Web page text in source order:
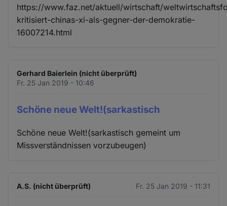
https://www.faz.net/aktuell/wirtschaft/
kritisiert-chinas-xi-als-gegner-der-demokratie-
16007214.html
Gerhard Baierlein (nicht überprüft)
Fr. 25 Jan 2019 - 10:46
Schöne neue Welt!(sarkastisch
Schöne neue Welt!(sarkastisch gemeint um
Missverständnissen vorzubeugen)
A.S. (nicht überprüft) Fr. 25 Jan 2019 - 11:31